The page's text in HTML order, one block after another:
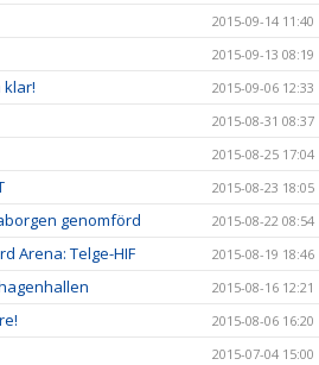
2015-09-14 11:40
2015-09-13 08:19
klar! 2015-09-06 12:33
2015-08-31 08:37
2015-08-25 17:04
2015-08-23 18:05
genomförd 2015-08-22 08:54
Arena: Telge-HIF 2015-08-19 18:46
2015-08-16 12:21
2015-08-06 16:20
2015-07-04 15:00